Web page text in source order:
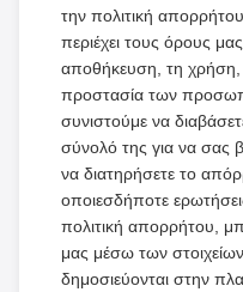
την πολιτική
περιέχει τους όρους
αποθήκευση, τη χρήση,
προστασία των
συνιστούμε να
σύνολό της για να σας
να διατηρήσετε το
οποιεσδήποτε
πολιτική απορρήτου,
μας μέσω των
δημοσιεύονται στην